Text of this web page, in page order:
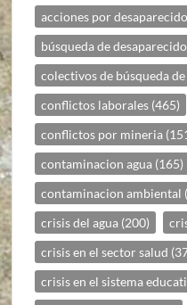
acciones por
búsqueda de
colectivos de búsqueda
conflictos laborales (465)
conflictos por mineria
contaminacion agua (165)
contaminacion ambiental
crisis del agua (200)
crisis en el sector salud
crisis en el sistema